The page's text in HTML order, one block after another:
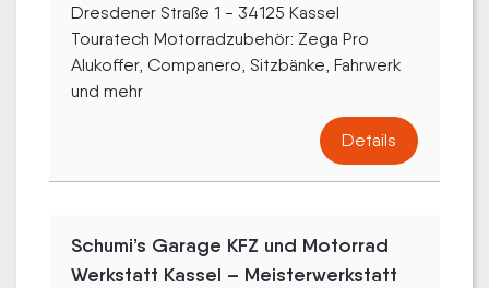
Dresdener Straße 1 - 34125 Kassel
Touratech Motorradzubehör: Zega Pro
Alukoffer, Companero, Sitzbänke, Fahrwerk
und mehr
Details
Schumi’s Garage KFZ und Motorrad
Werkstatt Kassel – Meisterwerkstatt